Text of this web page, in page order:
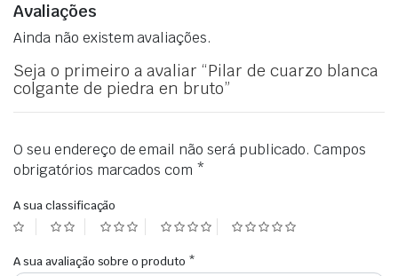
Avaliações
Ainda não existem avaliações.
Seja o primeiro a avaliar “Pilar de cuarzo blanca
colgante de piedra en bruto”
O seu endereço de email não será publicado. Campos
obrigatórios marcados com *
A sua classificação
A sua avaliação sobre o produto *